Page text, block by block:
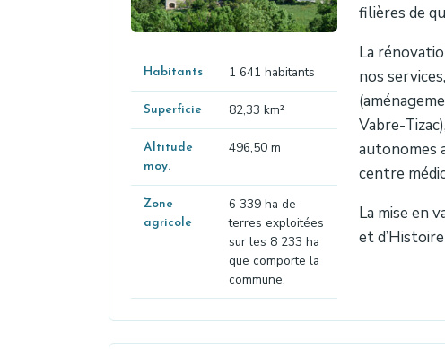
Habitants 1 641 habitants
Superficie 82,33 km²
Altitude
moy.
496,50 m
Zone
agricole
6 339 ha de
terres exploitées
sur les 8 233 ha
que comporte la
commune.
filières de
La
nos
Vabre-
autonomes
centre
La mise en
et